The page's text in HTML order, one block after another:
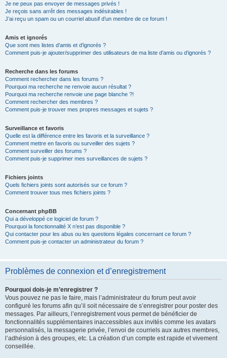
Je ne peux pas envoyer de messages privés !
Je reçois sans arrêt des messages indésirables !
J’ai reçu un spam ou un courriel abusif d’un membre de ce forum !
Amis et ignorés
Que sont mes listes d’amis et d’ignorés ?
Comment puis-je ajouter/supprimer des utilisateurs de ma liste d’amis ou d’ignorés ?
Recherche dans les forums
Comment rechercher dans les forums ?
Pourquoi ma recherche ne renvoie aucun résultat ?
Pourquoi ma recherche renvoie une page blanche ?!
Comment rechercher des membres ?
Comment puis-je trouver mes propres messages et sujets ?
Surveillance et favoris
Quelle est la différence entre les favoris et la surveillance ?
Comment mettre en favoris ou surveiller des sujets ?
Comment surveiller des forums ?
Comment puis-je supprimer mes surveillances de sujets ?
Fichiers joints
Quels fichiers joints sont autorisés sur ce forum ?
Comment trouver tous mes fichiers joints ?
Concernant phpBB
Qui a développé ce logiciel de forum ?
Pourquoi la fonctionnalité X n’est pas disponible ?
Qui contacter pour les abus ou les questions légales concernant ce forum ?
Comment puis-je contacter un administrateur du forum ?
Problèmes de connexion et d’enregistrement
Pourquoi dois-je m’enregistrer ?
Vous pouvez ne pas le faire, mais l’administrateur du forum peut avoir
configuré les forums afin qu’il soit nécessaire de s’enregistrer pour poster des
messages. Par ailleurs, l’enregistrement vous permet de bénéficier de
fonctionnalités supplémentaires inaccessibles aux invités comme les avatars
personnalisés, la messagerie privée, l’envoi de courriels aux autres membres,
l’adhésion à des groupes, etc. La création d’un compte est rapide et vivement
conseillée.